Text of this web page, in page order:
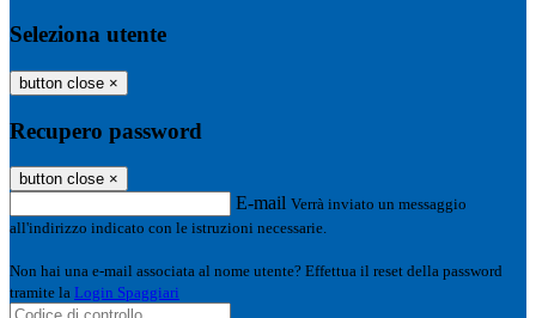
Seleziona utente
button close ×
Recupero password
button close ×
E-mail Verrà inviato un messaggio
all'indirizzo indicato con le istruzioni necessarie.
Non hai una e-mail associata al nome utente? Effettua il reset della password
tramite la Login Spaggiari